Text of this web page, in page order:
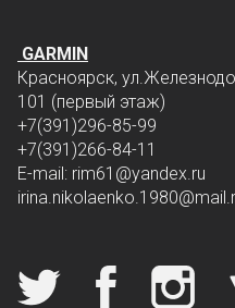
GARMIN
Красноярск,
101 (первый этаж)
+7(391)296-85-99
+7(391)266-84-11
E-mail: rim61 @yandex.ru
Мы в социальных сетях